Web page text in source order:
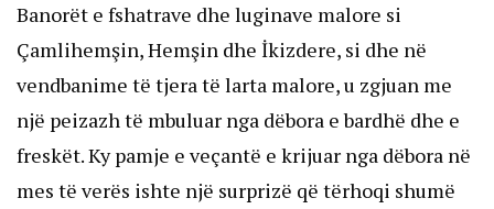
Banorët e fshatrave dhe luginave malore si
Çamlihemşin, Hemşin dhe İkizdere, si dhe në
vendbanime të tjera të larta malore, u zgjuan me
një peizazh të mbuluar nga dëbora e bardhë dhe e
freskët. Ky pamje e veçantë e krijuar nga dëbora në
mes të verës ishte një surprizë që tërhoqi shumë